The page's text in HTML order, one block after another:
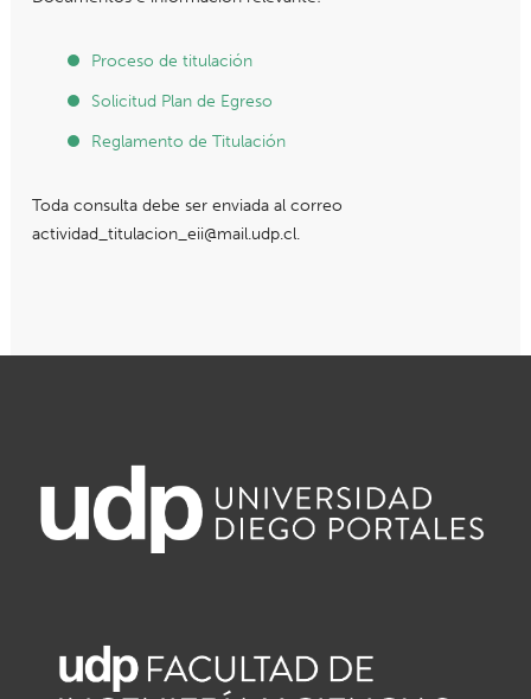
Proceso de titulación
Solicitud Plan de Egreso
Reglamento de Titulación
Toda consulta debe ser enviada al correo
actividad_titulacion_eii@mail.udp.cl.